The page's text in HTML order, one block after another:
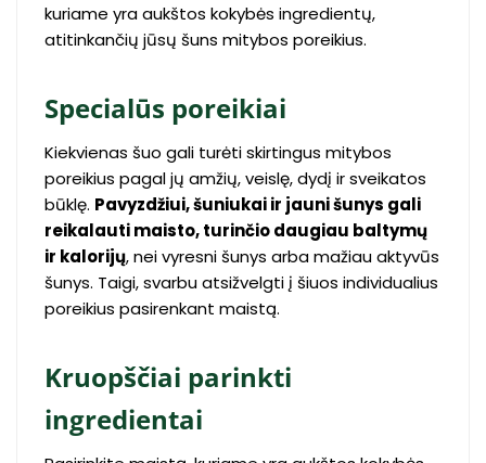
kuriame yra aukštos kokybės ingredientų,
atitinkančių jūsų šuns mitybos poreikius.
Specialūs poreikiai
Kiekvienas šuo gali turėti skirtingus mitybos
poreikius pagal jų amžių, veislę, dydį ir sveikatos
būklę. Pavyzdžiui, šuniukai ir jauni šunys gali
reikalauti maisto, turinčio daugiau baltymų
ir kalorijų, nei vyresni šunys arba mažiau aktyvūs
šunys. Taigi, svarbu atsižvelgti į šiuos individualius
poreikius pasirenkant maistą.
Kruopščiai parinkti
ingredientai